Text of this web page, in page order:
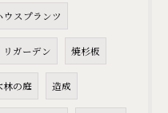
ウスプランツ
リガーデン 焼杉板
林の庭 造成